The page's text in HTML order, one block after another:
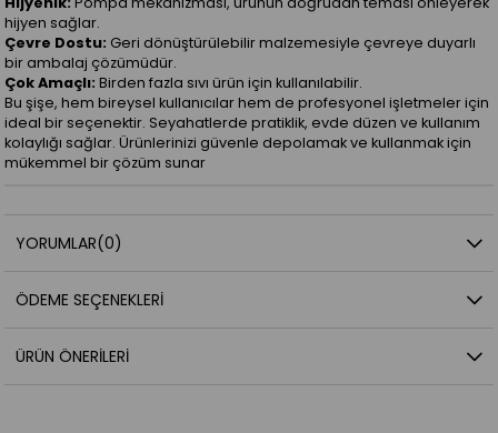
hijyen sağlar.
Çevre Dostu: Geri dönüştürülebilir malzemesiyle çevreye duyarlı
bir ambalaj çözümüdür.
Çok Amaçlı: Birden fazla sıvı ürün için kullanılabilir.
Bu şişe, hem bireysel kullanıcılar hem de profesyonel işletmeler için
ideal bir seçenektir. Seyahatlerde pratiklik, evde düzen ve kullanım
kolaylığı sağlar. Ürünlerinizi güvenle depolamak ve kullanmak için
mükemmel bir çözüm sunar
YORUMLAR(0)
ÖDEME SEÇENEKLERI
ÜRÜN ÖNERILERI